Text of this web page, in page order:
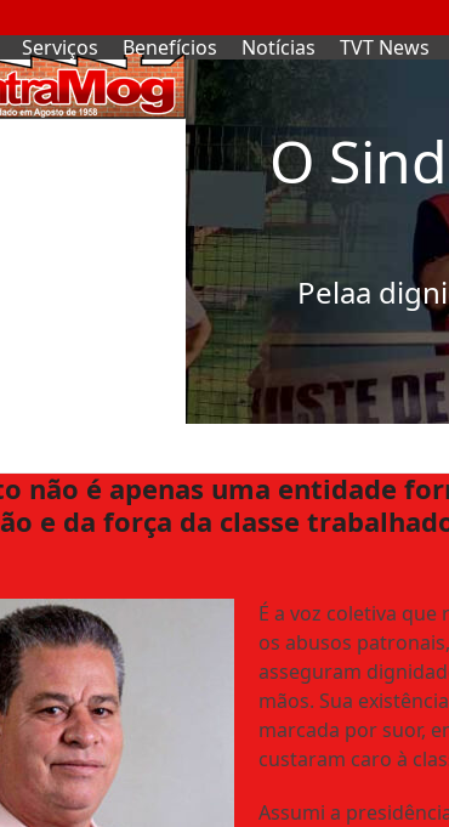
Serviços Benefícios Notícias TVT News
O
Pelaa
não é apenas uma entidade
e da força da classe
É a voz coletiva
os abusos
asseguram
mãos. Sua
marcada por suor,
custaram caro à
Assumi a